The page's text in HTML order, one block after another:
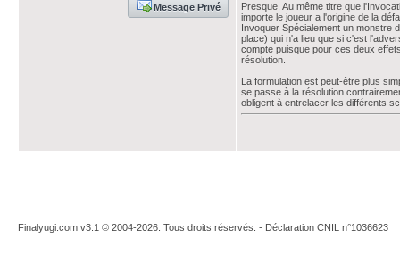
Message Privé
Presque. Au même titre que
importe le joueur a l'origine de la
Invoquer Spécialement un monstre
place) qui n'a lieu que si c'est
compte puisque pour ces deux
résolution.
La formulation est peut-être plus
se passe à la résolution
obligent à entrelacer les différents
Finalyugi.com v3.1 © 2004-2026. Tous droits réservés. - Déclaration CNIL n°1036623